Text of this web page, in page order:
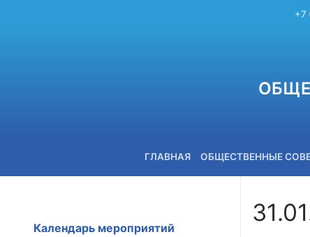
+7
ГЛАВНАЯ ОБЩЕСТВЕННЫЕ
Календарь мероприятий